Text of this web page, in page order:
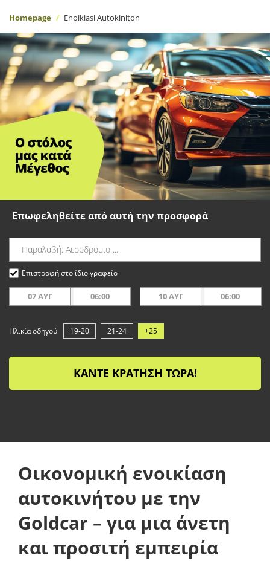
Homepage Enoikiasi Autokiniton
Επωφεληθείτε από αυτή την προσφορά
Επιστροφή στο ίδιο γραφείο
07 ΑΥΓ 06:00 10 ΑΥΓ 06:00
Ηλικία οδηγού 19-20 21-24 +25
ΚΆΝΤΕ ΚΡΆΤΗΣΗ ΤΏΡΑ!
Οικονομική ενοικίαση
αυτοκινήτου με την
Goldcar – για μια άνετη
και προσιτή εμπειρία